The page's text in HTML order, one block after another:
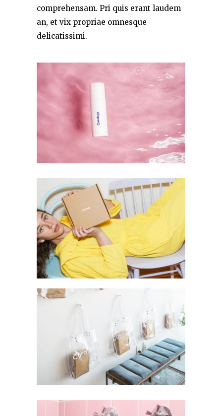
comprehensam. Pri quis erant laudem
an, et vix propriae omnesque
delicatissimi.